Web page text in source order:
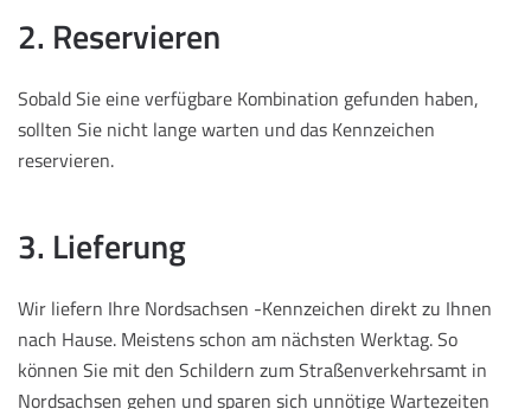
2. Reservieren
Sobald Sie eine verfügbare Kombination gefunden haben,
sollten Sie nicht lange warten und das Kennzeichen
reservieren.
3. Lieferung
Wir liefern Ihre Nordsachsen -Kennzeichen direkt zu Ihnen
nach Hause. Meistens schon am nächsten Werktag. So
können Sie mit den Schildern zum Straßenverkehrsamt in
Nordsachsen gehen und sparen sich unnötige Wartezeiten